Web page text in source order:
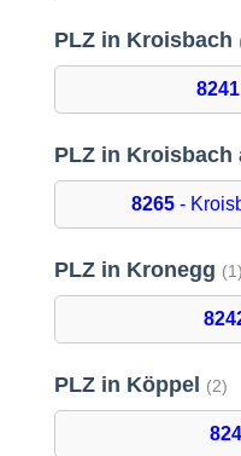
PLZ in Kroisbach
8241
PLZ in Kroisbach
8265-
PLZ in Kronegg (1)
PLZ in Köppel (2)